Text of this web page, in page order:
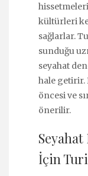
kültürleri
sağlarlar.
sunduğu
seyahat
hale getirir.
öncesi ve
önerilir.
İçin